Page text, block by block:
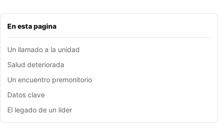
En esta pagina
Un llamado a la unidad
Salud deteriorada
Un encuentro premonitorio
Datos clave
El legado de un líder